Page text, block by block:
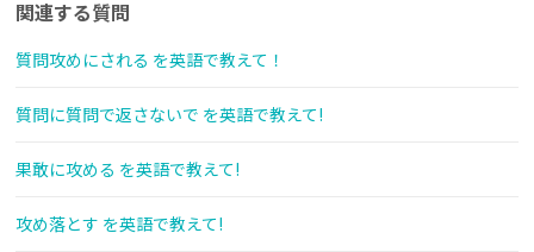
関連する質問
質問攻めにされる を英語で教えて！
質問に質問で返さないで を英語で教えて!
果敢に攻める を英語で教えて!
攻め落とす を英語で教えて!